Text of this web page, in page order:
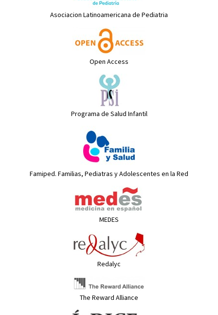
Asociacion Latinoamericana de Pediatria
Open Access
Programa de Salud Infantil
Famiped. Familias, Pediatras y Adolescentes en la Red
MEDES
Redalyc
The Reward Alliance